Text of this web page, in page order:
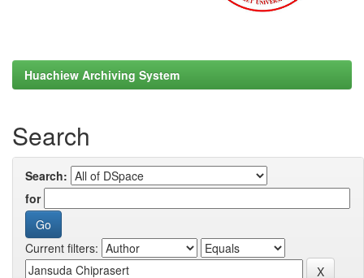
Huachiew Archiving System
Search
Search:
for
Current filters: